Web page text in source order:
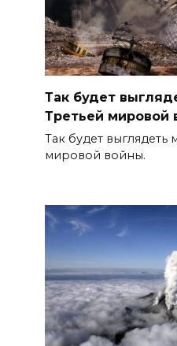
Так будет
Третьей мировой
Так будет выглядеть
мировой войны.